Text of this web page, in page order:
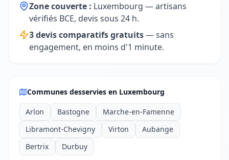
Zone couverte : Luxembourg — artisans
vérifiés BCE, devis sous 24 h.
3 devis comparatifs gratuits— sans
engagement, en moins d'1 minute.
Communes desservies en Luxembourg
Arlon Bastogne
Marche-en-Famenne
Libramont-Chevigny
Virton
Aubange
Bertrix
Durbuy